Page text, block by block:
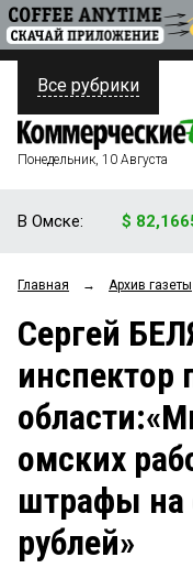
ПОЛИТИКА
ФИНАНСЫ
ОБЩЕСТВО
ЗАКОН
НОВОСТИ КОМПАНИЙ
СТИЛЬ ЖИЗНИ
Все рубрики
Понедельник, 10 Августа
В Омске: $
Главная → Архив газеты
Сергей
инспектор
омских
штрафы на
рублей»